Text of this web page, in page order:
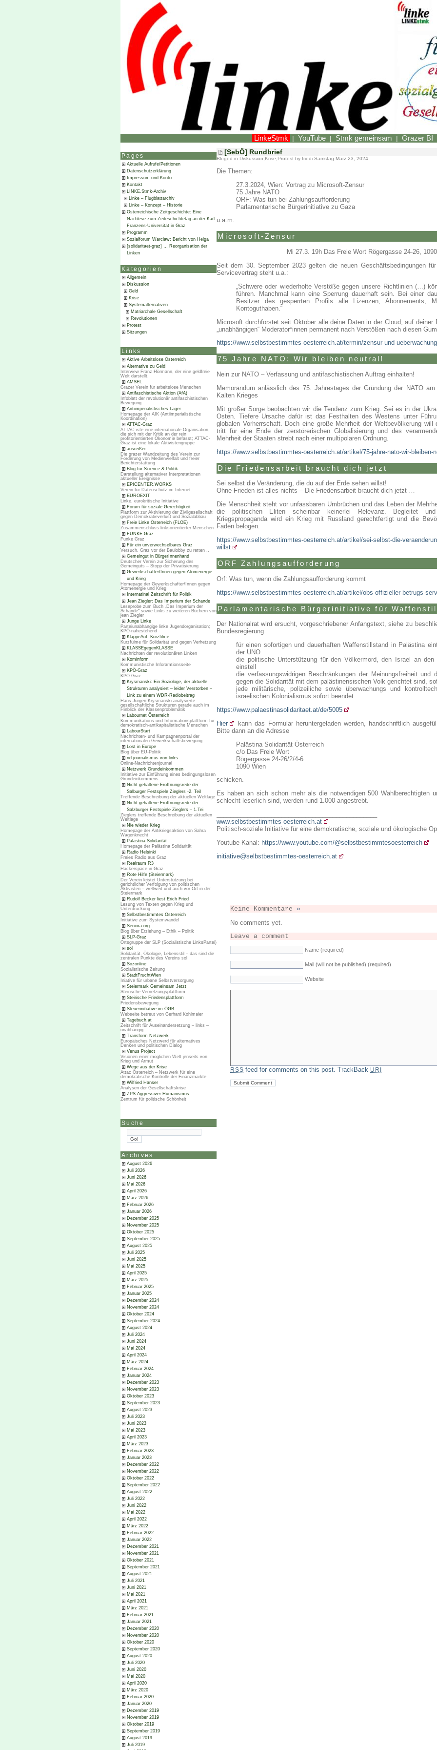
LinkeStmk | YouTube | Stmk gemeinsam | Grazer BI
Pages
Aktuelle Aufrufe/Petitionen
Datenschutzerklärung
Impressum und Konto
Kontakt
LINKE.Stmk-Archiv
Linke – Flugblattarchiv
Linke – Konzept – Historie
Österreichische Zeitgeschichte: Eine
Nachlese zum Zeiteschichtetag an der Karl-
Franzens-Universität in Graz
Programm
Sozialforum Warclaw: Bericht von Helga
[solidaritaet-graz] … Reorganisation der
Linken
Kategorien
Allgemein
Diskussion
Geld
Krise
Systemalternativen
Matriarchale Gesellschaft
Revolutionen
Protest
Sitzungen
Links
Aktive Arbeitslose Österreich
Alternative zu Geld
Interview Franz Hörmann, der eine geldfreie
Welt darstellt.
AMSEL
Grazer Verein für arbeitslose Menschen
Antifaschistische Aktion (AfA)
Infoblatt der revolutionär antifaschistischen
Bewegung
Antiimperialistisches Lager
Homepage der AIK (Antiimperialistische
Koordination)
ATTAC-Graz
ATTAC iste eine internationale Organisation,
die sich mit der Kritik an der rein
profitorientierten Ökonomie befasst; ATTAC-
Graz ist eine lokale Aktivistengruppe
ausreißer
Die grazer Wandzeitung des Verein zur
Förderung von Medienvielfalt und freier
Berichterstattung
Blog für Science & Politik
Darstellung alternativer Interpretationen
aktueller Ereignisse
EPICENTER.WORKS
Verein für Datenschutz im Internet
EUROEXIT
Linke, eurokritische Initiative
Forum für soziale Gerechtigkeit
Plattform zur Aktivierung der Zivilgesellschaft
gegen Demokratieverlust und Sozialabbau
Freie Linke Österreich (FLOE)
Zusammenschluss linksorientierter Menschen
FUNKE Graz
Funke Graz
Für ein unverwechselbares Graz
Versuch, Graz vor der Baulobby zu retten ..
Gemeingut in BürgerInnenhand
Deutscher Verein zur Sicherung des
Gemeinguts – Stopp der Privatisierung
Gewerkschafter/Innen gegen Atomenergie
und Krieg
Homepage der Gewerkschafter/Innen gegen
Atomenergie und Krieg
Internatinal Zeitschrift für Politik
Jean Ziegler: Das Imperium der Schande
Leseprobe zum Buch „Das Imperium der
Schande“ sowie Links zu weiteren Büchern von
jean Ziegler
Junge Linke
Parteiunabhängige linke Jugendorganisation;
KPÖ-nahestehend
KlappeAuf: Kurzfilme
Kurzfülme für Solidarität und gegen Verhetzung
KLASSEgegenKLASSE
Nachrichten der revolutionären Linken
Kominform
Kommunistische Inforamtionsseite
KPÖ-Graz
KPÖ Graz
Krysmanski: Ein Soziologe, der aktuelle
Strukturen analysiert – leider Verstorben –
Link zu einem WDR-Radiobeitrag
Hans Jürgen Krysmanski analysierte
gesellschaftliche Strukturen gerade auch im
Hinblick der Klassenproblematik
Labournet Österreich
Kommunikations und Informationsplattform für
demokratisch-antikapitalistische Menschen
LabourStart
Nachrichten- und Kampagnenportal der
internationalen Gewerkschaftsbewegung
Lost in Europe
Blog über EU-Politik
nd journalismus von links
Online-Nachrichtenjournal
Netzwerk Grundeinkommen
Initiative zur Einführung eines bedingungslosen
Grundeinkommens
Nicht gehaltene Eröffnungsrede der
Salburger Festspiele Zieglers -2. Teil
Treffende Beschreibung der aktuellen Weltlage
Nicht gehaltene Eröffnungsrede der
Salzburger Festspiele Zieglers – 1.Tei
Zieglers treffende Beschreibung der aktuellen
Weltlage
Nie wieder Krieg
Homepage der Antikriegsaktion von Sahra
Wagenknecht
Palästina Solidarität
Homepage der Palästina Solidarität
Radio Helsinki
Freies Radio aus Graz
Realraum R3
Hackerspace in Graz
Rote Hilfe (Steiermark)
Der Verein leistet Unterstützung bei
gerichtlicher Verfolgung von politischen
Aktivisten – weltweit und auch vor Ort in der
Steiermark
Rudolf Becker liest Erich Fried
Lesung von Texten gegen Krieg und
Unterdrückung
Selbstbestimmtes Österreich
Initiative zum Systemwandel
Seniora.org
Blog über Erziehung – Ethik – Politik
SLP-Graz
Ortsgruppe der SLP (Sozialistische LinksPartei)
sol
Solidarität, Ökologie, Lebensstil – das sind die
zentralen Punkte des Vereins sol
Sozonline
Sozialistische Zeitung
StadtFruchtWien
Iniative für urbane Selbstversorgung
Steiermark Gemeinsam Jetzt
Steirische Vernetzungsplattform
Steirische Friedensplattform
Friedensbewegung
Steuerinitiative im ÖGB
Webseite betreut von Gerhard Kohlmaier
Tagebuch.at
Zeitschrift für Auseinandersetzung – links –
unabhängig
Transform Netzwerk
Europäisches Netzwerd für alternatives
Denken und politischen Dialog
Venus Project
Visionen einer möglichen Welt jenseits von
Krieg und Armut
Wege aus der Krise
Attac Österreich – Netzwerk für eine
demokratische Kontrolle der Finanzmärkte
Wilfried Hanser
Analysen der Gesellschaftskrise
ZPS Aggressiver Humanismus
Zentrum für politische Schönheit
Suche
Archives:
August 2026
Juli 2026
Juni 2026
Mai 2026
April 2026
März 2026
Februar 2026
Januar 2026
Dezember 2025
November 2025
Oktober 2025
September 2025
August 2025
Juli 2025
Juni 2025
Mai 2025
April 2025
März 2025
Februar 2025
Januar 2025
Dezember 2024
November 2024
Oktober 2024
September 2024
August 2024
Juli 2024
Juni 2024
Mai 2024
April 2024
März 2024
Februar 2024
Januar 2024
Dezember 2023
November 2023
Oktober 2023
September 2023
August 2023
Juli 2023
Juni 2023
Mai 2023
April 2023
März 2023
Februar 2023
Januar 2023
Dezember 2022
November 2022
Oktober 2022
September 2022
August 2022
Juli 2022
Juni 2022
Mai 2022
April 2022
März 2022
Februar 2022
Januar 2022
Dezember 2021
November 2021
Oktober 2021
September 2021
August 2021
Juli 2021
Juni 2021
Mai 2021
April 2021
März 2021
Februar 2021
Januar 2021
Dezember 2020
November 2020
Oktober 2020
September 2020
August 2020
Juli 2020
Juni 2020
Mai 2020
April 2020
März 2020
Februar 2020
Januar 2020
Dezember 2019
November 2019
Oktober 2019
September 2019
August 2019
Juli 2019
[SebÖ] Rundbrief
Bloged in Diskussion Krise Protest by friedi Samstag März 23, 2024
Die Themen:
27.3.2024, Wien: Vortrag zu Microsoft-Zensur
75 Jahre NATO
ORF: Was tun bei Zahlungsaufforderung
Parlamentarische Bürgerinitiative zu Gaza
u.a.m.
Microsoft-Zensur
Mi 27.3. 19h Das Freie Wort Rögergasse 24-26,
Seit dem 30. September 2023 gelten die neuen Geschäftsbedingungen
Servicevertrag steht u.a.:
„Schwere oder wiederholte Verstöße gegen unsere Richtlinien (…)
führen. Manchmal kann eine Sperrung dauerhaft sein. Bei einer
Besitzer des gesperrten Profils alle Lizenzen, Abonnements,
Kontoguthaben.“
Microsoft durchforstet seit Oktober alle deine Daten in der Cloud, auf
„unabhängigen“ Moderator*innen permanent nach Verstößen nach diesen
https://www.selbstbestimmtes-oesterreich.at/termin/zensur-und-
75 Jahre NATO: Wir bleiben neutral!
Nein zur NATO – Verfassung und antifaschistischen Auftrag einhalten!
Memorandum anlässlich des 75. Jahrestages der Gründung der NATO
Kalten Krieges
Mit großer Sorge beobachten wir die Tendenz zum Krieg. Sei es in der
Osten. Tiefere Ursache dafür ist das Festhalten des Westens unter
globalen Vorherrschaft. Doch eine große Mehrheit der Weltbevölkerung
tritt für eine Ende der zerstörerischen Globalisierung und des
Mehrheit der Staaten strebt nach einer multipolaren Ordnung.
https://www.selbstbestimmtes-oesterreich.at/artikel/75-jahre-nato-wir-bleiben-
Die Friedensarbeit braucht dich jetzt
Sei selbst die Veränderung, die du auf der Erde sehen willst!
Ohne Frieden ist alles nichts – Die Friedensarbeit braucht dich jetzt …
Die Menschheit steht vor unfassbaren Umbrüchen und das Leben der
die politischen Eliten scheinbar keinerlei Relevanz. Begleitet
Kriegspropaganda wird ein Krieg mit Russland gerechtfertigt und die
Faden belogen.
https://www.selbstbestimmtes-oesterreich.at/artikel/sei-selbst-die-
willst
ORF Zahlungsaufforderung
Orf: Was tun, wenn die Zahlungsaufforderung kommt
https://www.selbstbestimmtes-oesterreich.at/artikel/obs-offizieller-betrugs-
Parlamentarische Bürgerinitiative für
Der Nationalrat wird ersucht, vorgeschriebener Anfangstext, siehe zu
Bundesregierung
für einen sofortigen und dauerhaften Waffenstillstand in Palästina
der UNO
die politische Unterstützung für den Völkermord, den Israel an den
einstell
die verfassungswidrigen Beschränkungen der Meinungsfreiheit und
gegen die Solidarität mit dem palästinensischen Volk gerichtet sind,
jede militärische, polizeiliche sowie überwachungs und
israelischen Kolonialismus sofort beendet.
https://www.palaestinasolidaritaet.at/de/5005
Hier
kann das Formular heruntergeladen werden, handschriftlich
Bitte dann an die Adresse
Palästina Solidarität Österreich
c/o Das Freie Wort
Rögergasse 24-26/2/4-6
1090 Wien
schicken.
Es haben an sich schon mehr als die notwendigen 500 Wahlberechtigten
schlecht leserlich sind, werden rund 1.000 angestrebt.
www.selbstbestimmtes-oesterreich.at
Politisch-soziale Initiative für eine demokratische, soziale und ökologische
Youtube-Kanal: https://www.youtube.com/@selbstbestimmtesoesterreich
initiative@selbstbestimmtes-oesterreich.at
Keine Kommentare »
No comments yet.
Leave a comment
Name (required)
Mail (will not be published) (required)
Website
RSS feed for comments on this post. TrackBack URI